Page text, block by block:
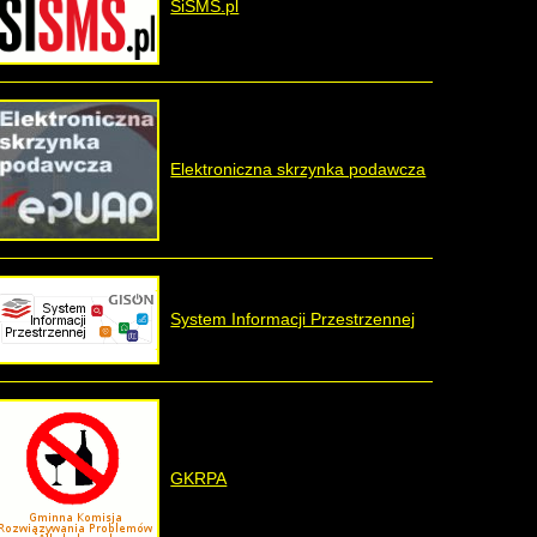
SiSMS.pl
Elektroniczna skrzynka podawcza
System Informacji Przestrzennej
GKRPA